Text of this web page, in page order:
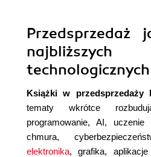
Przedsprzedaż
technologicznych
Książki w przedsprzedaży
tematy wkrótce
programowanie, AI, uczenie
chmura,
elektronika, grafika,